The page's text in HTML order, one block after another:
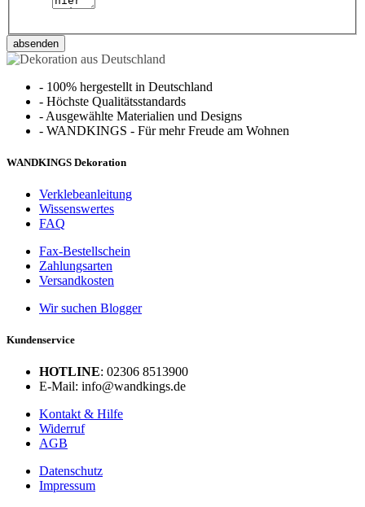
absenden
- 100% hergestellt in Deutschland
- Höchste Qualitätsstandards
- Ausgewählte Materialien und Designs
- WANDKINGS - Für mehr Freude am Wohnen
WANDKINGS Dekoration
Verklebeanleitung
Wissenswertes
FAQ
Fax-Bestellschein
Zahlungsarten
Versandkosten
Wir suchen Blogger
Kundenservice
HOTLINE: 02306 8513900
E-Mail: info@wandkings.de
Kontakt & Hilfe
Widerruf
AGB
Datenschutz
Impressum